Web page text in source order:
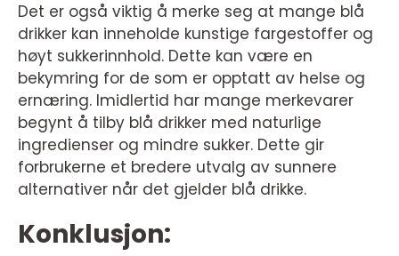
Det er også viktig å merke seg at mange blå
drikker kan inneholde kunstige fargestoffer og
høyt sukkerinnhold. Dette kan være en
bekymring for de som er opptatt av helse og
ernæring. Imidlertid har mange merkevarer
begynt å tilby blå drikker med naturlige
ingredienser og mindre sukker. Dette gir
forbrukerne et bredere utvalg av sunnere
alternativer når det gjelder blå drikke.
Konklusjon: